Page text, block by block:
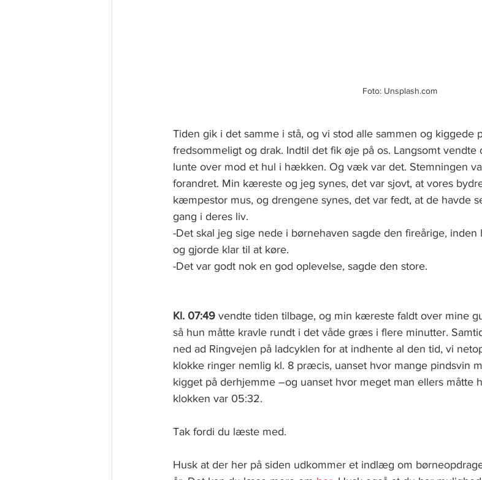
Foto: Unsplash.com
Tiden gik i det samme i stå, og vi stod alle sammen og kiggede
fredsommeligt og drak. Indtil det fik øje på os. Langsomt
lunte over mod et hul i hækken. Og væk var det. Stemningen
forandret. Min kæreste og jeg synes, det var sjovt, at vores
kæmpestor mus, og drengene synes, det var fedt, at de havde
gang i deres liv.
-Det skal jeg sige nede i børnehaven sagde den fireårige, inden
og gjorde klar til at køre.
-Det var godt nok en god oplevelse, sagde den store.
Kl. 07:49 vendte tiden tilbage, og min kæreste faldt over mine
så hun måtte kravle rundt i det våde græs i flere minutter.
ned ad Ringvejen på ladcyklen for at indhente al den tid, vi
klokke ringer nemlig kl. 8 præcis, uanset hvor mange pindsvin
kigget på derhjemme –og uanset hvor meget man ellers måtte
klokken var 05:32.
Tak fordi du læste med.
Husk at der her på siden udkommer et indlæg om